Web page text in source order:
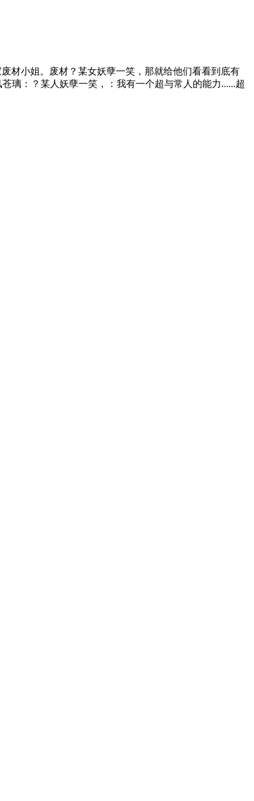
材小姐。废材？某女妖孽一笑，那就给他们看看到底有
璃：？某人妖孽一笑，：我有一个超与常人的能力......超